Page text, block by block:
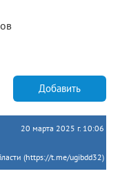
Добавить
20 марта 2025 г. 10:06
(https://t.me/ugibdd32)